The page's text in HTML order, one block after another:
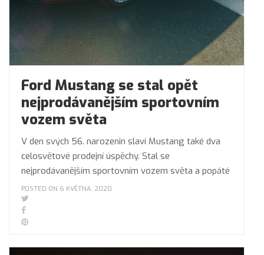
Ford Mustang se stal opět
nejprodávanějším sportovním
vozem světa
V den svých 56. narozenin slaví Mustang také dva
celosvětové prodejní úspěchy. Stal se
nejprodávanějším sportovním vozem světa a popáté
POSTED ON 6 KVĚTNA, 2020